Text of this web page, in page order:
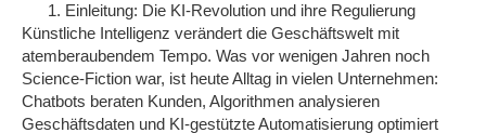
Einleitung: Die KI-Revolution und ihre Regulierung
Künstliche Intelligenz verändert die Geschäftswelt mit
atemberaubendem Tempo. Was vor wenigen Jahren noch
Science-Fiction war, ist heute Alltag in vielen Unternehmen:
Chatbots beraten Kunden, Algorithmen analysieren
Geschäftsdaten und KI-gestützte Automatisierung optimiert